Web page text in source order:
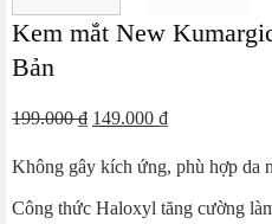
Kem mắt New
Bản
199.000₫ Giá
là:
199.000 ₫.
149.000 ₫Giá
tại
là:
Không gây kích ứng, phù hợp da
Công thức Haloxyl tăng cường